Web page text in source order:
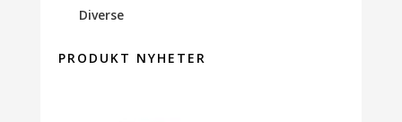
Diverse
PRODUKT NYHETER